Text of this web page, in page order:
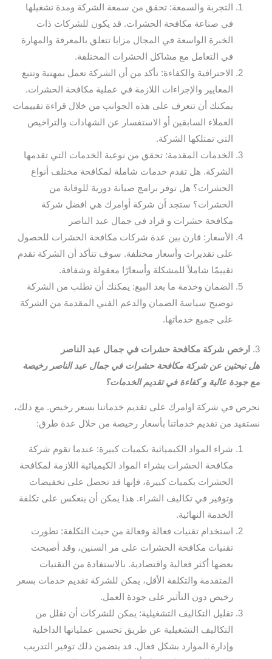
التجربة والسمعة: تحقق من سمعة الشركة ومدة تشغيلها
في صناعة مكافحة الحشرات. قد يكون للشركات ذات
الخبرة الواسعة في المجال مزايا تتعلق بالمعرفة والمهارة
في التعامل مع مشاكل الحشرات المختلفة.
الاحترافية والكفاءة: تأكد من أن الشركة تعمل بمهنية وتتبع
المعايير والإجراءات اللازمة في عملية مكافحة الحشرات.
يمكنك أن تتعرف على هذه الجوانب من خلال قراءة تقييمات
العملاء السابقين أو الاستفسار عن الشهادات والتراخيص
التي تمتلكها الشركة.
الخدمات المقدمة: تحقق من نوعية الخدمات التي تقدمها
الشركة. هل تقدم خدمات شاملة لمكافحة مختلف أنواع
الحشرات؟ هل توفر برامج صيانة دورية للوقاية من
الحشرات؟ ستجد أن شركة أوامرك هي افضل شركة
مكافحة حشرات و قراد في جمال عبد الناصر
الأسعار: قارن بين عدة شركات مكافحة الحشرات للحصول
على تقديرات وأسعار مختلفة. سوف تتأكد أن الشركة تقدم
تقييمًا شاملاً للمشكلة وأسعارًا معقولة وشفافة.
الضمان وخدمة ما بعد البيع: يمكنك أن تطلب من الشركة
توضيح سياسة الضمان والدعم الفني المقدمة من الشركة
على جميع خدماتها.
3.
ارخص شركة مكافحة حشرات في جمال عبد الناصر
هل تبحثين عن شركة مكافحة حشرات في جمال عبد الناصر رخيصة
مع جودة عالية و كفاءة في تقديم الخدمات؟
نحرص في شركة اوامرك على تقديم خدماتنا بسعر رخيص. مع ذلك،
نستفيد من تقديم خدماتنا بأسعار رخيصة من خلال عدة طرق:
شراء المواد الكيميائية بكميات كبيرة: عندما تقوم شركة
مكافحة الحشرات بشراء المواد الكيميائية اللازمة لمكافحة
الحشرات بكميات كبيرة، فإنها قد تحصل على تخفيضات
وتوفير في تكاليف الشراء. هذا يمكن أن ينعكس على تكلفة
الخدمة النهائية.
استخدام تقنيات فعالة وفعالة من حيث التكلفة: تطورت
تقنيات مكافحة الحشرات على مر السنين، وقد أصبحت
بعضها أكثر فعالية واقتصادية. بالاستفادة من التقنيات
المتقدمة والتكلفة الأقل، يمكن للشركة تقديم خدمات بسعر
رخيص دون التأثير على جودة العمل.
تقليل التكاليف التشغيلية: يمكن للشركات أن تقلل من
التكاليف التشغيلية عن طريق تحسين عملياتها الداخلية
وإدارة الموارد بشكل فعال. قد يتضمن ذلك توفير التدريب